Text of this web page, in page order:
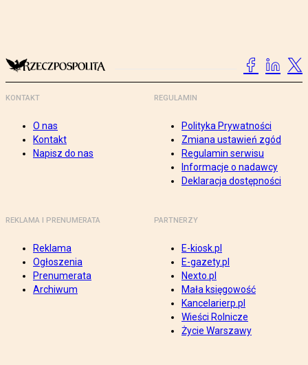
KONTAKT
O nas
Kontakt
Napisz do nas
REGULAMIN
Polityka Prywatności
Zmiana ustawień zgód
Regulamin serwisu
Informacje o nadawcy
Deklaracja dostępności
REKLAMA I PRENUMERATA
Reklama
Ogłoszenia
Prenumerata
Archiwum
PARTNERZY
E-kiosk.pl
E-gazety.pl
Nexto.pl
Mała księgowość
Kancelarierp.pl
Wieści Rolnicze
Życie Warszawy